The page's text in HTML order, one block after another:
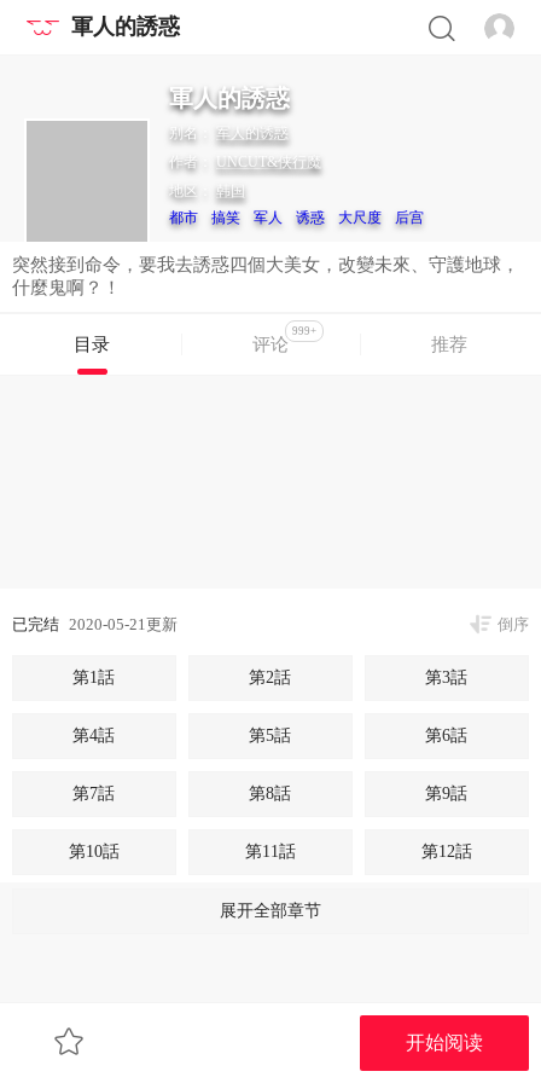
軍人的誘惑
軍人的誘惑
别名： 军人的诱惑
作者： UNCUT&侠行魔
地区： 韩国
都市
搞笑 军人 诱惑 大尺度 后宫
突然接到命令，要我去誘惑四個大美女，改變未來、守護地球，
什麼鬼啊？！
目录 评论
999+
推荐
已完结 2020-05-21更新 倒序
第1話 第2話 第3話
第4話 第5話 第6話
第7話 第8話 第9話
第10話 第11話 第12話
第14話
第19話
开始阅读
展开全部章节